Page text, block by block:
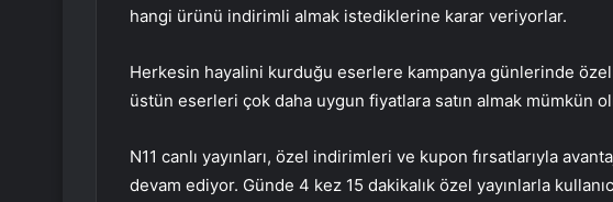
hangi ürünü indirimli almak istediklerine karar veriyorlar.
Herkesin hayalini kurduğu eserlere kampanya günlerinde
üstün eserleri çok daha uygun fiyatlara satın almak mümkün
N11 canlı yayınları, özel indirimleri ve kupon fırsatlarıyla
devam ediyor. Günde 4 kez 15 dakikalık özel yayınlarla